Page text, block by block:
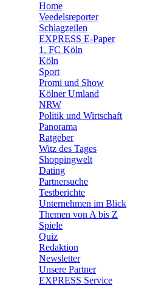
🛒 Shoppingwelt
Home
Veedelsreporter
Schlagzeilen
EXPRESS E-Paper
1. FC Köln
Köln
Sport
Promi und Show
Kölner Umland
NRW
Politik und Wirtschaft
Panorama
Ratgeber
Witz des Tages
Shoppingwelt
Dating
Partnersuche
Testberichte
Unternehmen im Blick
Themen von A bis Z
Spiele
Quiz
Redaktion
Newsletter
Unsere Partner
EXPRESS Service